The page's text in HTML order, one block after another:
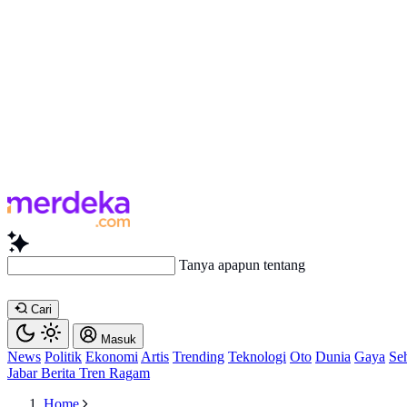
Tanya apapun tentang artikel ini...
Cari
Masuk
News Politik Ekonomi Artis Trending Teknologi Oto Dunia Gaya
JabarBerita Tren Ragam
Home